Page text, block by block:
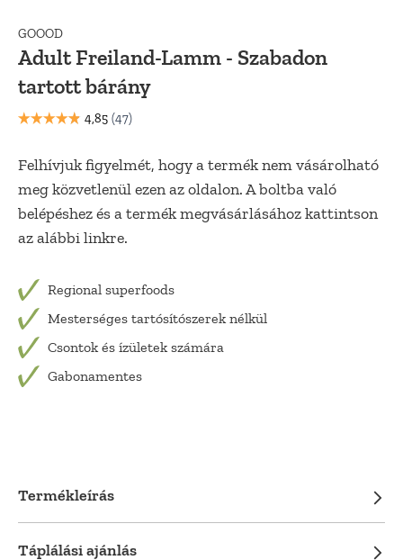
GOOOD
Adult Freiland-Lamm - Szabadon
tartott bárány
Felhívjuk figyelmét, hogy a termék nem vásárolható
meg közvetlenül ezen az oldalon. A boltba való
belépéshez és a termék megvásárlásához kattintson
az alábbi linkre.
Regional superfoods
Mesterséges tartósítószerek nélkül
Csontok és ízületek számára
Gabonamentes
Termékleírás
Táplálási ajánlás